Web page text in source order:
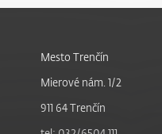
Mesto Trenčín
Mierové nám. 1/2
911 64 Trenčín